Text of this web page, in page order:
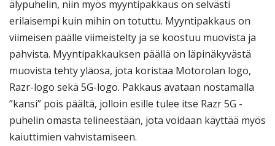
älypuhelin, niin myös myyntipakkaus on selvästi
erilaisempi kuin mihin on totuttu. Myyntipakkaus on
viimeisen päälle viimeistelty ja se koostuu muovista ja
pahvista. Myyntipakkauksen päällä on läpinäkyvästä
muovista tehty yläosa, jota koristaa Motorolan logo,
Razr-logo sekä 5G-logo. Pakkaus avataan nostamalla
”kansi” pois päältä, jolloin esille tulee itse Razr 5G -
puhelin omasta telineestään, jota voidaan käyttää myös
kaiuttimien vahvistamiseen.